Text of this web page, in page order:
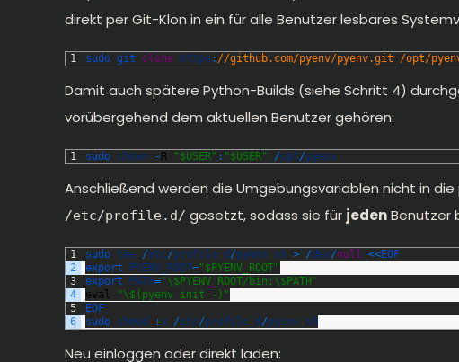
direkt per Git-Klon in ein für alle Benutzer lesbares
1 sudo git clone https : //github.com/pyenv/pyenv.git /opt/
Damit auch spätere Python-Builds (siehe Schritt 4)
vorübergehend dem aktuellen Benutzer gehören:
1 sudo chown - R "$USER" : "$USER" /opt/pyenv
Anschließend werden die Umgebungsvariablen nicht in die
/etc/profile.d/ gesetzt, sodass sie für jedenBenutzer
1
2
3
4
5
6
sudo tee /etc/profile d /pyenv sh > /dev/null <<EOF
export
PYENV_ROOT="$PYENV_ROOT"
export
PATH="\$PYENV_ROOT/bin:\$PATH"
eval
"\$(pyenv init -)"
EOF
sudo chmod +x /etc/profile d /pyenv sh
Neu einloggen oder direkt laden: